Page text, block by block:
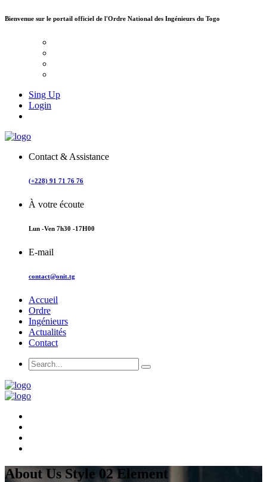
Bienvenue sur le portail officiel de l'Ordre National des Ingénieurs du Togo
Sing Up
Login
Contact & Assistance
(+228) 91 71 76 76
À votre écoute
Lun -Ven 7h30 -17H00
E-mail
contact@onit.tg
Accueil
Ordre
Ingénieurs
Actualités
Contact
About Us Style 02 Element